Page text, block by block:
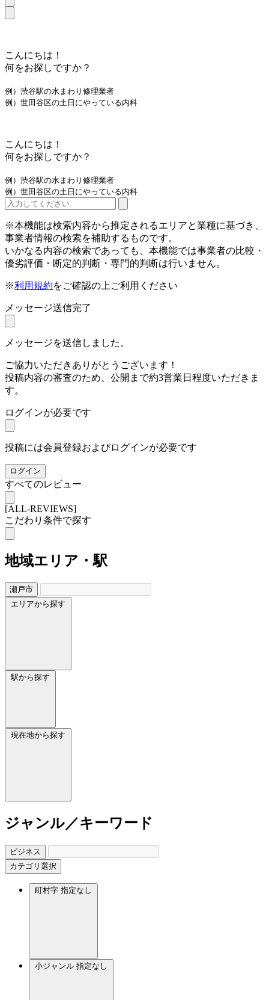
こんにちは！
何をお探しですか？
例）渋谷駅の水まわり修理業者
例）世田谷区の土日にやっている内科
こんにちは！
何をお探しですか？
例）渋谷駅の水まわり修理業者
例）世田谷区の土日にやっている内科
※本機能は検索内容から推定されるエリアと業種に基づき、
事業者情報の検索を補助するものです。
いかなる内容の検索であっても、本機能では事業者の比較・
優劣評価・断定的判断・専門的判断は行いません。
※利用規約をご確認の上ご利用ください
メッセージ送信完了
メッセージを送信しました。
ご協力いただきありがとうございます！
投稿内容の審査のため、公開まで約3営業日程度いただきま
す。
ログインが必要です
投稿には会員登録およびログインが必要です
ログイン
すべてのレビュー
[ALL-REVIEWS]
こだわり条件で探す
地域エリア・駅
瀬戸市
エリアから探す
駅から探す
現在地から探す
ジャンル／キーワード
ビジネス
カテゴリ選択
町村字 指定なし
小ジャンル 指定なし